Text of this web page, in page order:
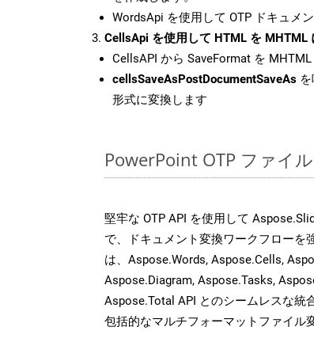
WordsApi を使用して OTP ドキュメ
CellsApi を使用して HTML を MHTML
CellsAPI から SaveFormat を MHTML
cellsSaveAsPostDocumentSaveAs
形式に変換します
PowerPoint OTP ファイ
堅牢な OTP API を使用して
で、ドキュメント変換ワークフローを
は、Aspose.Words, Aspose.Cells,
Aspose.Diagram, Aspose.Tasks,
Aspose.Total API とのシームレスな統
包括的なマルチフォーマットファイル